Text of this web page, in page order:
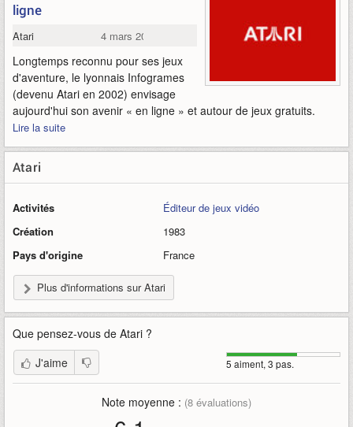
ligne
Atari 4 mars 2008
Longtemps reconnu pour ses jeux
d'aventure, le lyonnais Infogrames
(devenu Atari en 2002) envisage
aujourd'hui son avenir « en ligne » et autour de jeux gratuits.
Lire la suite
Atari
Activités
Éditeur de jeux vidéo
Création
1983
Pays d'origine
France
Plus d'informations sur Atari
Que pensez-vous de Atari ?
5 aiment, 3 pas.
J'aime
Note moyenne : (8 évaluations)